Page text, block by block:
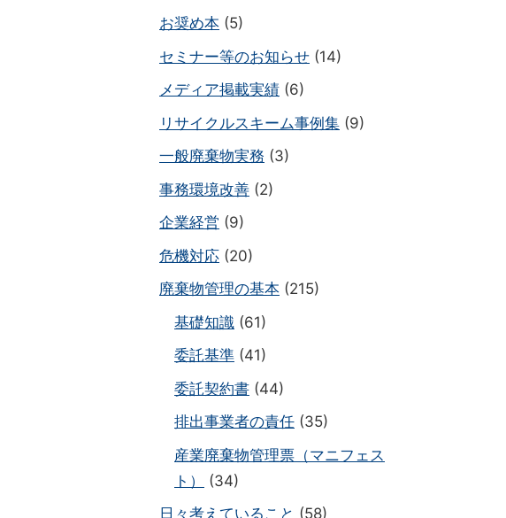
お奨め本 (5)
セミナー等のお知らせ (14)
メディア掲載実績 (6)
リサイクルスキーム事例集 (9)
一般廃棄物実務 (3)
事務環境改善 (2)
企業経営 (9)
危機対応 (20)
廃棄物管理の基本 (215)
基礎知識 (61)
委託基準 (41)
委託契約書 (44)
排出事業者の責任 (35)
産業廃棄物管理票（マニフェス
ト）
(34)
日々考えていること (58)